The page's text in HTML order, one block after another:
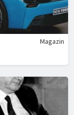
Magazin